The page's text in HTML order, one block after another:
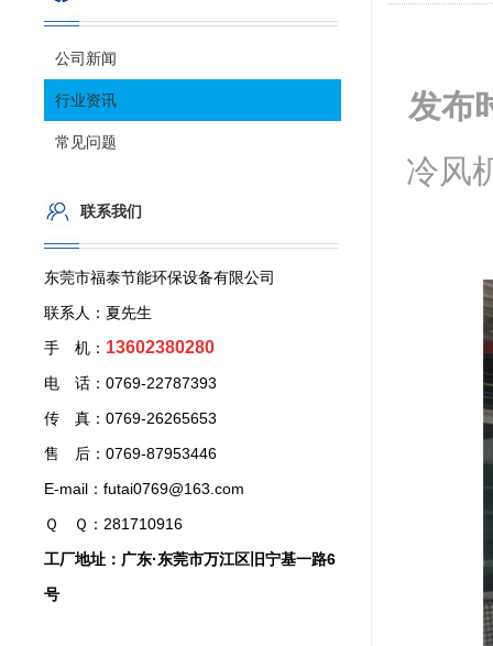
发布
冷风
公司新闻
行业资讯
常见问题
联系我们
东莞市福泰节能环保设备有限公司
联系人：夏先生
手 机： 13602380280
电 话：0769-22787393
传 真：0769-26265653
售 后：0769-87953446
E-mail：futai0769@163.com
Ｑ Ｑ：281710916
工厂地址：广东·东莞市万江区旧宁基一路6
号